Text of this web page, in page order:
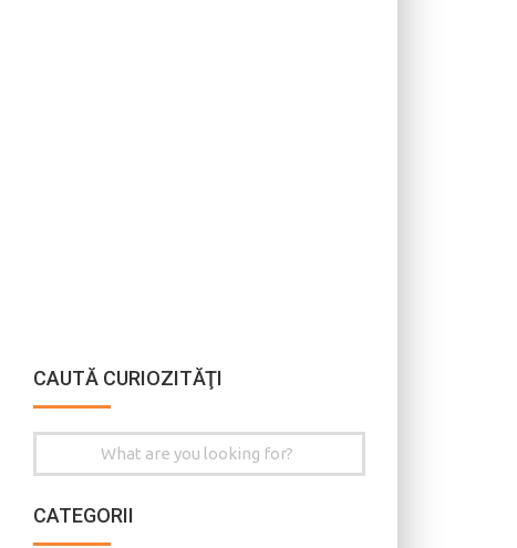
CAUTĂ CURIOZITĂŢI
Search
CATEGORII